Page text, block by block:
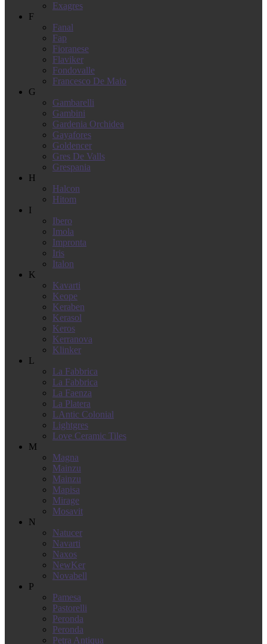
Exagres
F
Fanal
Fap
Fioranese
Flaviker
Fondovalle
Francesco De Maio
G
Gambarelli
Gambini
Gardenia Orchidea
Gayafores
Goldencer
Gres De Valls
Grespania
H
Halcon
Hitom
I
Ibero
Imola
Impronta
Iris
Italon
K
Kavarti
Keope
Keraben
Kerasol
Keros
Kerranova
Klinker
L
La Fabbrica
La Fabbrica
La Faenza
La Platera
LAntic Colonial
Lightgres
Love Ceramic Tiles
M
Magna
Mainzu
Mainzu
Mapisa
Mirage
Mosavit
N
Natucer
Navarti
Naxos
NewKer
Novabell
P
Pamesa
Pastorelli
Peronda
Peronda
Petra Antiqua